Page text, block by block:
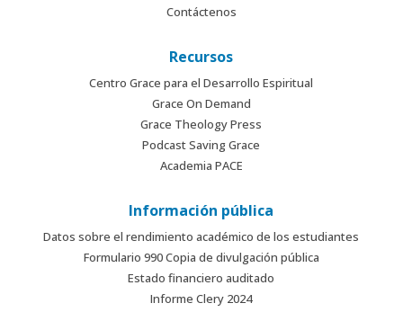
Contáctenos
Recursos
Centro Grace para el Desarrollo Espiritual
Grace On Demand
Grace Theology Press
Podcast Saving Grace
Academia PACE
Información pública
Datos sobre el rendimiento académico de los estudiantes
Formulario 990 Copia de divulgación pública
Estado financiero auditado
Informe Clery 2024